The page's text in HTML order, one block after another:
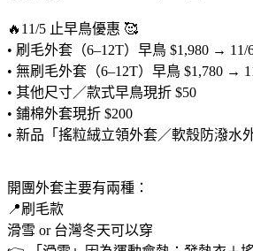
🔥11/5 止早鳥優惠 🥰
• 刷毛外套（6–12T）早鳥 $1,980 → 11/
• 無刷毛外套（6–12T）早鳥 $1,780 →
• 其他尺寸／款式早鳥現折 $50
• 鋪棉外套現折 $200
• 新品「搖粒絨立領外套／軟殼防潑水
開團外套主要有兩種：
📍刷毛款
滑雪 or 台灣冬天可以穿